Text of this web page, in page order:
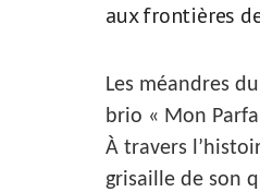
aux frontières
Les méandres
brio « Mon
À travers
grisaille de son